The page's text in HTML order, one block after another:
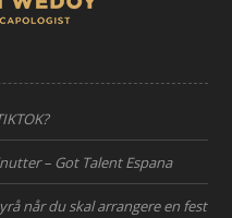
– Got Talent Espana
når du skal arrangere en fest